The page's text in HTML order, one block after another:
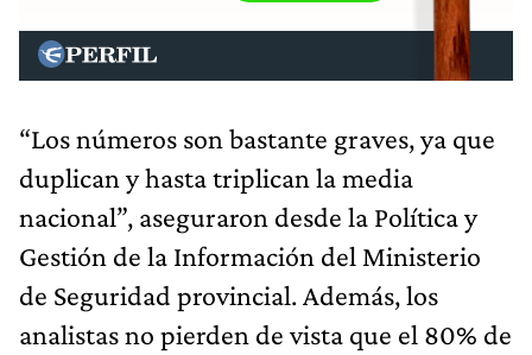
“Los números son bastante graves, ya que
duplican y hasta triplican la media
nacional”, aseguraron desde la Política y
Gestión de la Información del Ministerio
de Seguridad provincial. Además, los
analistas no pierden de vista que el 80% de